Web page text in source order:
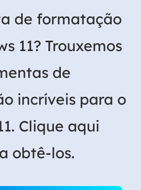
de formatação
11? Trouxemos
de
incríveis para o
Clique aqui
obtê-los.